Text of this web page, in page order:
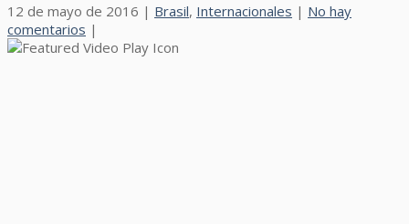
12 de mayo de 2016 | Brasil, Internacionales | No hay
comentarios |